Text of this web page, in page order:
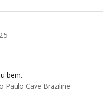
bem.
Paulo Cave Braziline